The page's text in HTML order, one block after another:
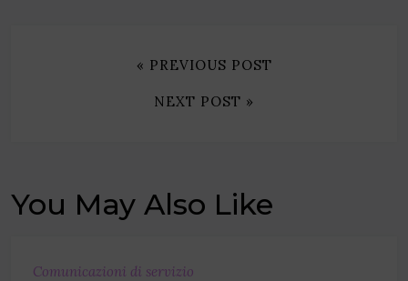
« PREVIOUS POST
NEXT POST »
You May Also Like
Comunicazioni di servizio